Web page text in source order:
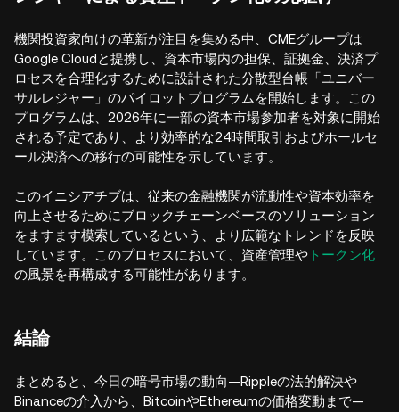
機関投資家向けの革新が注目を集める中、CMEグループは
Google Cloudと提携し、資本市場内の担保、証拠金、決済プ
ロセスを合理化するために設計された分散型台帳「ユニバー
サルレジャー」のパイロットプログラムを開始します。この
プログラムは、2026年に一部の資本市場参加者を対象に開始
される予定であり、より効率的な24時間取引およびホールセ
ール決済への移行の可能性を示しています。
このイニシアチブは、従来の金融機関が流動性や資本効率を
向上させるためにブロックチェーンベースのソリューション
をますます模索しているという、より広範なトレンドを反映
しています。このプロセスにおいて、資産管理や トークン化
の風景を再構成する可能性があります。
結論
まとめると、今日の暗号市場の動向—Rippleの法的解決や
Binanceの介入から、BitcoinやEthereumの価格変動まで—